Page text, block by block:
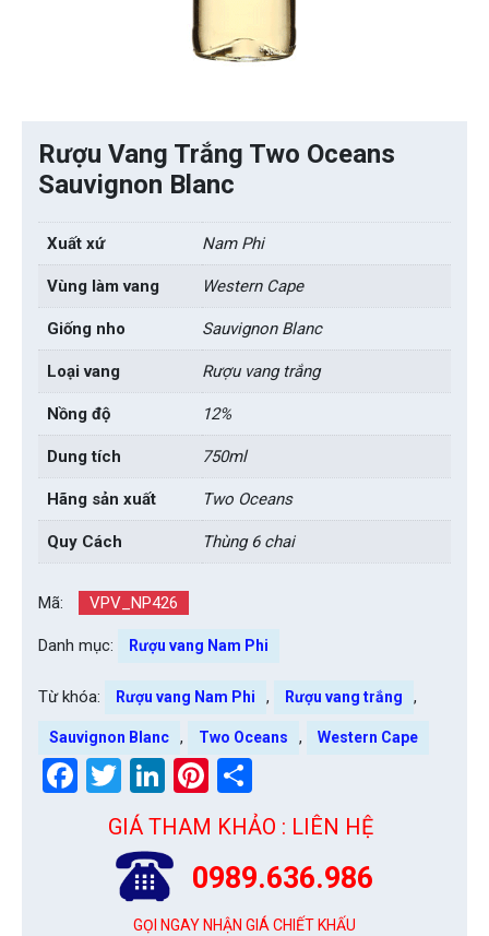
Rượu Vang Trắng Two Oceans
Sauvignon Blanc
Xuất xứ Nam Phi
Vùng làm vang Western Cape
Giống nho Sauvignon Blanc
Loại vang Rượu vang trắng
Nồng độ 12%
Dung tích 750ml
Hãng sản xuất Two Oceans
Quy Cách Thùng 6 chai
Mã: VPV_NP426
Danh mục: Rượu vang Nam Phi
Từ khóa: Rượu vang Nam Phi , Rượu vang trắng ,
Sauvignon Blanc , Two Oceans , Western Cape
Facebook
Twitter
LinkedIn
Pinterest
GIÁ THAM KHẢO : LIÊN HỆ
0989.636.986
GỌI NGAY NHẬN GIÁ CHIẾT KHẤU